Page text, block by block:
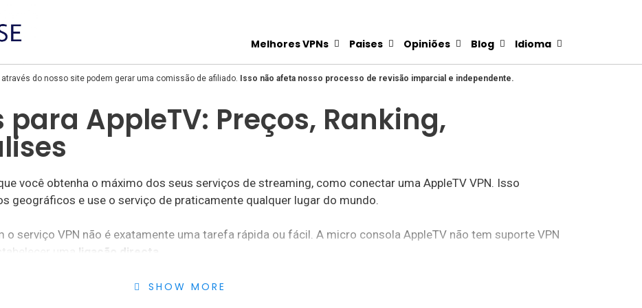
Melhores VPNs Paises Opiniões Blog Idioma
do nosso site podem gerar uma comissão de afiliado. Isso não afeta nosso processo de revisão imparcial e independente.
para AppleTV: Preços, Ranking,
você obtenha o máximo dos seus serviços de streaming, como conectar uma AppleTV VPN. Isso
geográficos e use o serviço de praticamente qualquer lugar do mundo.
o serviço VPN não é exatamente uma tarefa rápida ou fácil. A micro consola AppleTV não tem suporte VPN
uma ligação directa
que lhe permitirão combinar a AppleTV com o uso de uma VPN. No entanto, estes requerem software
SHOW MORE